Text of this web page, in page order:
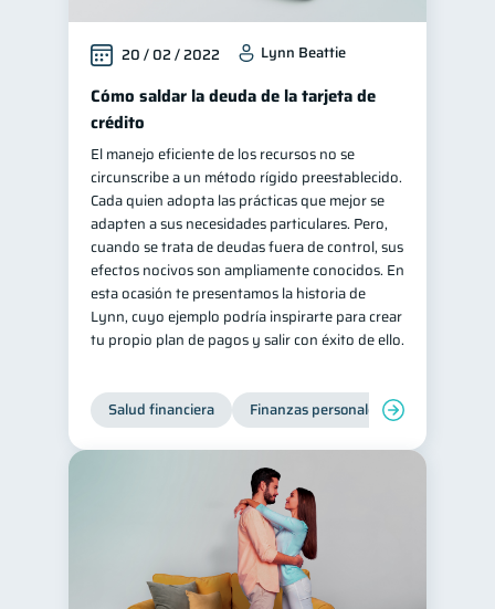
20 / 02 / 2022 Lynn Beattie
Cómo saldar la deuda de la tarjeta de
crédito
El manejo eficiente de los recursos no se
circunscribe a un método rígido preestablecido.
Cada quien adopta las prácticas que mejor se
adapten a sus necesidades particulares. Pero,
cuando se trata de deudas fuera de control, sus
efectos nocivos son ampliamente conocidos. En
esta ocasión te presentamos la historia de
Lynn, cuyo ejemplo podría inspirarte para crear
tu propio plan de pagos y salir con éxito de ello.
Salud financiera Finanzas personales